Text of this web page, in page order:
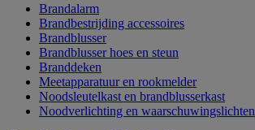
Brandalarm
Brandbestrijding accessoires
Brandblusser
Brandblusser hoes en steun
Branddeken
Meetapparatuur en rookmelder
Noodsleutelkast en brandblusserkast
Noodverlichting en waarschuwingslichten